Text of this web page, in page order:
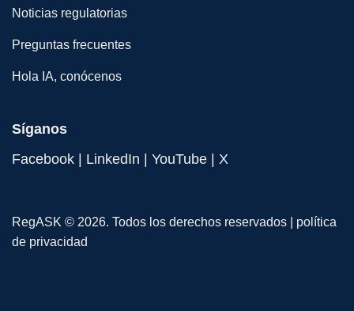
Noticias regulatorias
Preguntas frecuentes
Hola IA, conócenos
Síganos
Facebook
LinkedIn YouTube X
RegASK © 2026. Todos los derechos reservados | política
de privacidad